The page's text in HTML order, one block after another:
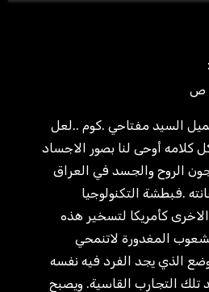
:
السيد مفتاحي .كوم ..لعل
كلامه أوحى لنا بصور الاجساد
الروح والجسد في العراق
.فبطشة التكنولوجيا
كأمريكا لتسخير هذه
المغدورة لاتنمحي
الذي يجد الفرد فيه نفسه
تلك التجارب القاسية. ويصبح